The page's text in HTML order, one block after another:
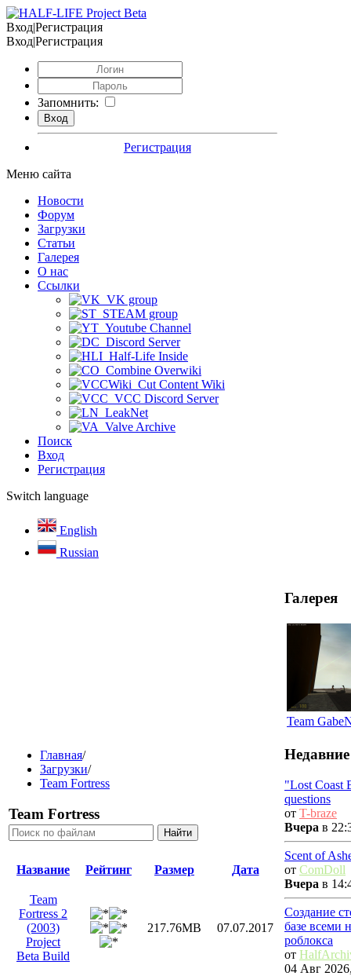
Вход|Регистрация
Вход|Регистрация
Запомнить:
Регистрация
Меню сайта
Новости
Форум
Загрузки
Статьи
Галерея
О нас
Ссылки
VK group
STEAM group
Youtube Channel
Discord Server
Half-Life Inside
Combine Overwiki
Cut Content Wiki
VCC Discord Server
LeakNet
Valve Archive
Поиск
Вход
Регистрация
Switch language
English
Russian
Главная/
Загрузки/
Team Fortress
Team Fortress
Название Рейтинг Размер Дата
Team
Fortress 2
(2003)
Project
Beta Build
217.76MB 07.07.2017
Галерея
Team
"Lost Coast
questions
от T-braze
Вчера в
Scent of
от ComDoll
Вчера в
Создание
базе всеми
роблокса
от
04 Авг